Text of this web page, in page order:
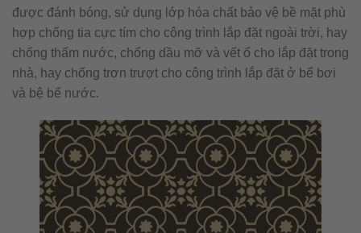
được đánh bóng, sử dụng lớp hóa chất bảo vệ bề mặt phù
hợp chống tia cực tím cho công trình lắp đặt ngoài trời, hay
chống thấm nước, chống dầu mỡ và vết ố cho lắp đặt trong
nhà, hay chống trơn trượt cho công trình lắp đặt ở bể bơi
và bệ bể nước.